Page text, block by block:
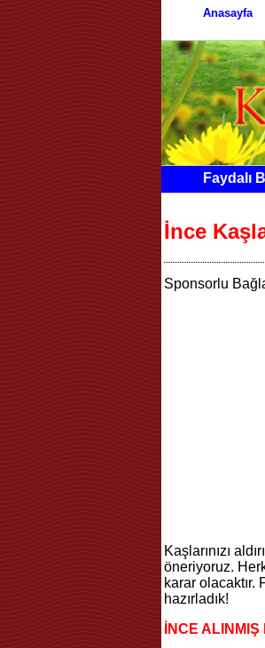
Anasayfa
Faydalı
İnce
Sponsorlu
Kaşlarınızı
öneriyoruz.
karar olacaktır.
hazırladık!
İNCE